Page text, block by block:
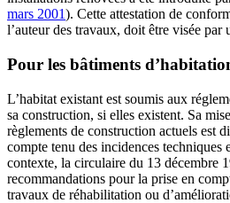
mars 2001). Cette attestation de
l’auteur des travaux, doit être visée par
Pour les bâtiments
L’habitat existant est soumis aux
sa construction, si elles existent. Sa
règlements de construction actuels est
compte tenu des incidences techniques
contexte, la circulaire du 13 décembre
recommandations pour la prise en
travaux de réhabilitation ou